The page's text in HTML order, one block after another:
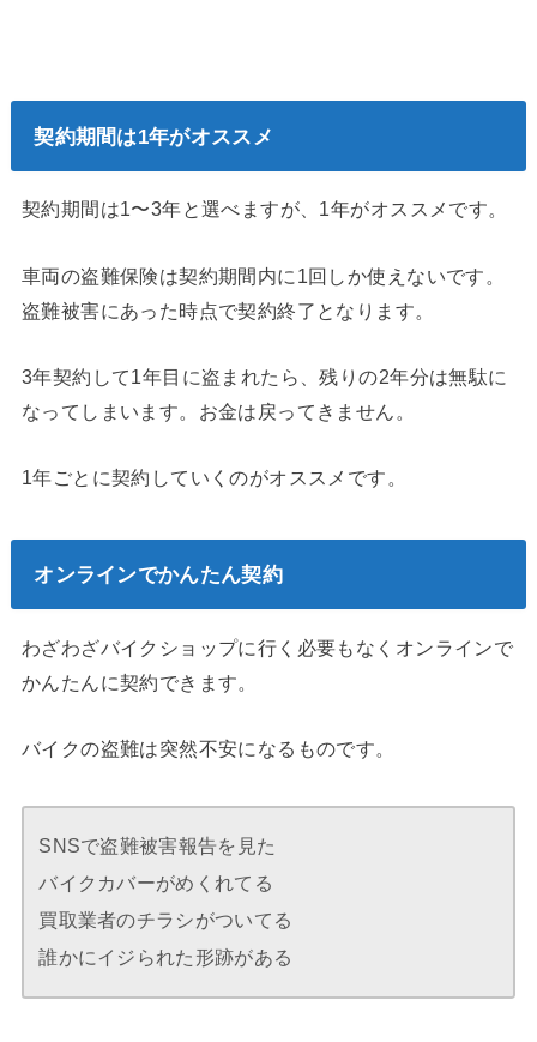
契約期間は1年がオススメ
契約期間は1〜3年と選べますが、1年がオススメです。
車両の盗難保険は契約期間内に1回しか使えないです。
盗難被害にあった時点で契約終了となります。
3年契約して1年目に盗まれたら、残りの2年分は無駄に
なってしまいます。お金は戻ってきません。
1年ごとに契約していくのがオススメです。
オンラインでかんたん契約
わざわざバイクショップに行く必要もなくオンラインで
かんたんに契約できます。
バイクの盗難は突然不安になるものです。
SNSで盗難被害報告を見た
バイクカバーがめくれてる
買取業者のチラシがついてる
誰かにイジられた形跡がある